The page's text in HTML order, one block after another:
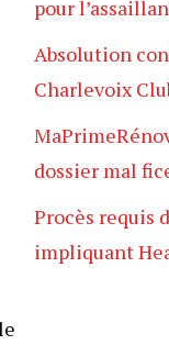
pour
Absolution
Charlevoix
dossier mal
Procès requis
impliquant